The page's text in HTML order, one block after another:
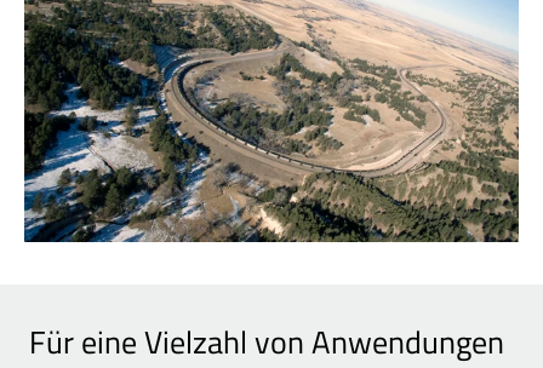
Für eine Vielzahl von Anwendungen